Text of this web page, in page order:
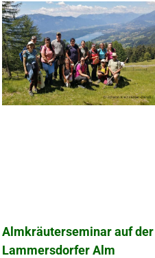
Almkräuterseminar auf der
Lammersdorfer Alm